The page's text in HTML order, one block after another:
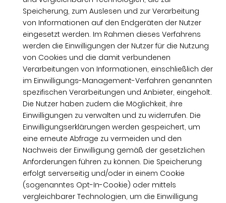
Speicherung, zum Auslesen und zur Verarbeitung
von Informationen auf den Endgeräten der Nutzer
eingesetzt werden. Im Rahmen dieses Verfahrens
werden die Einwilligungen der Nutzer für die Nutzung
von Cookies und die damit verbundenen
Verarbeitungen von Informationen, einschließlich der
im Einwilligungs-Management-Verfahren genannten
spezifischen Verarbeitungen und Anbieter, eingeholt.
Die Nutzer haben zudem die Möglichkeit, ihre
Einwilligungen zu verwalten und zu widerrufen. Die
Einwilligungserklärungen werden gespeichert, um
eine erneute Abfrage zu vermeiden und den
Nachweis der Einwilligung gemäß der gesetzlichen
Anforderungen führen zu können. Die Speicherung
erfolgt serverseitig und/oder in einem Cookie
(sogenanntes Opt-In-Cookie) oder mittels
vergleichbarer Technologien, um die Einwilligung